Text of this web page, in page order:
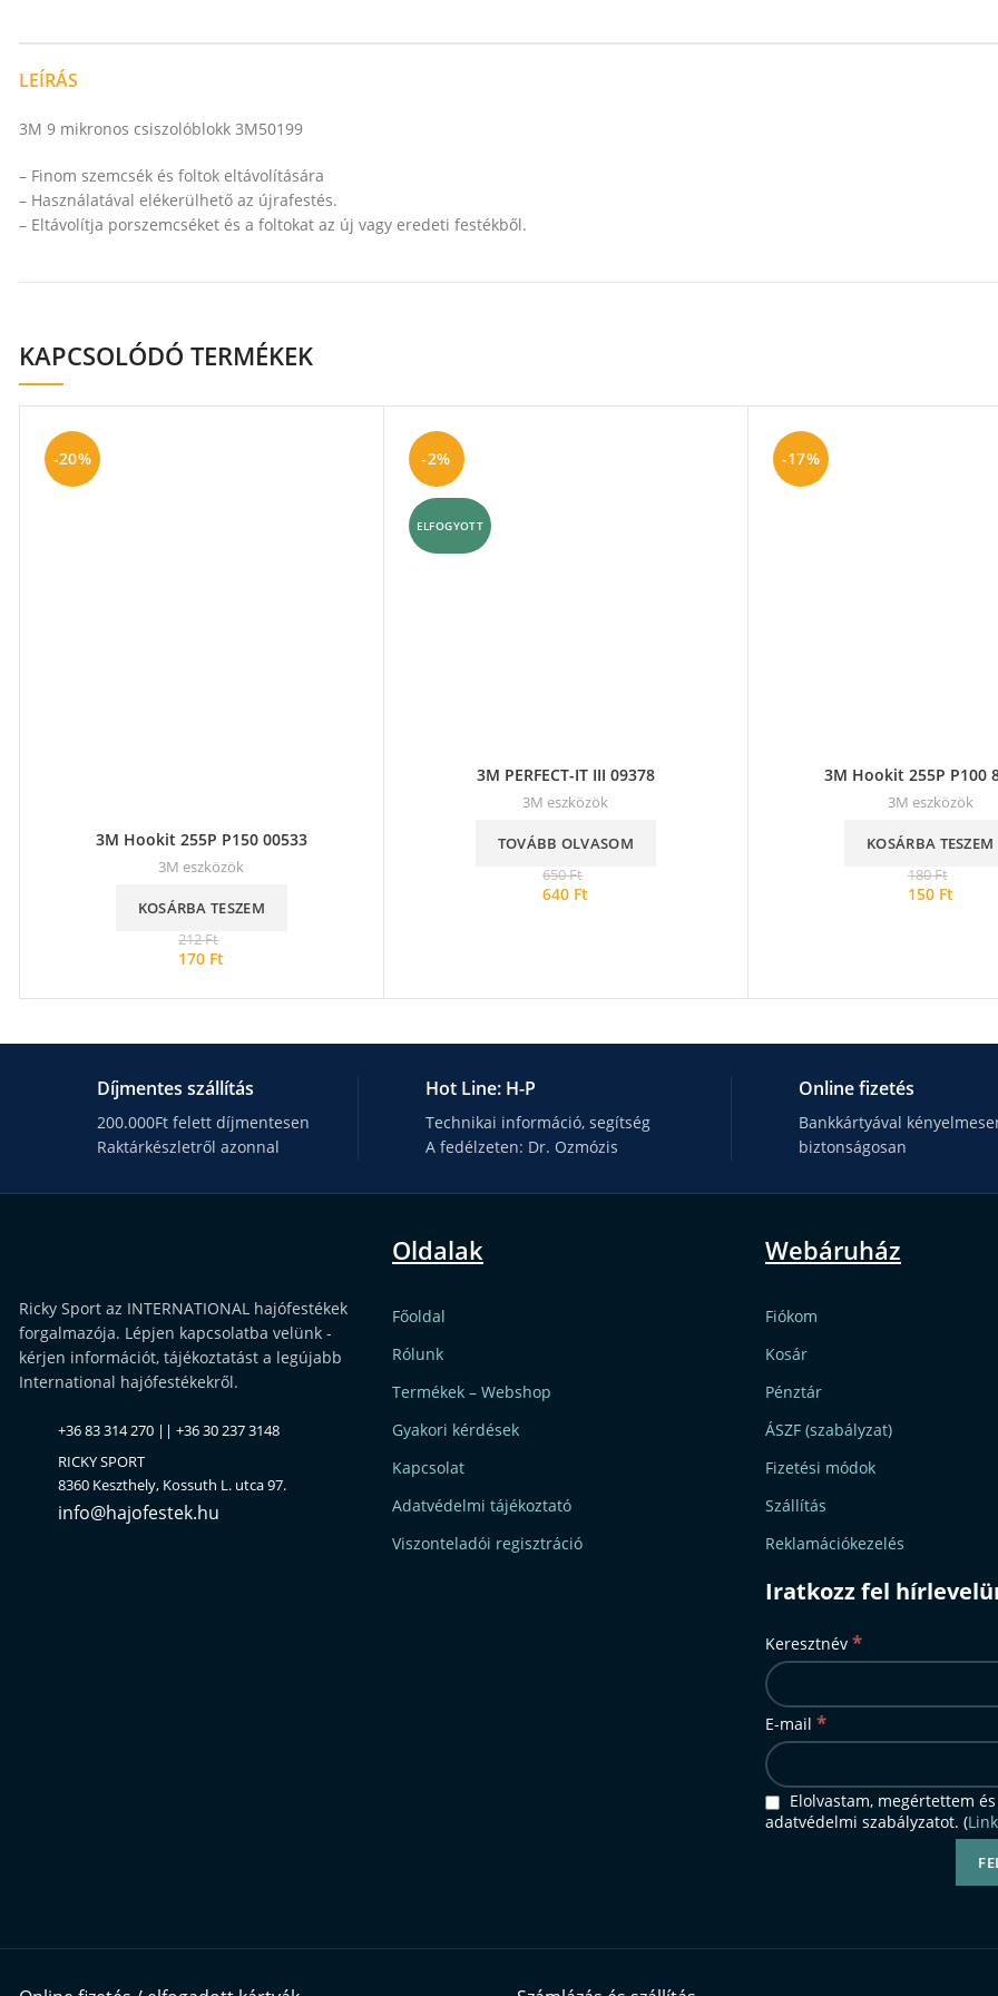
LEÍRÁS
3M 9 mikronos csiszolóblokk 3M50199
– Finom szemcsék és foltok eltávolítására
– Használatával elékerülhető az újrafestés.
– Eltávolítja porszemcséket és a foltokat az új vagy eredeti festékből.
KAPCSOLÓDÓ TERMÉKEK
-20%
3M Hookit 255P P150 00533
3M eszközök
212Ft
170 Ft
KOSÁRBA TESZEM
-2%
ELFOGYOTT
3M PERFECT-IT III 09378
3M eszközök
650Ft
640 Ft
TOVÁBB OLVASOM
-17%
3M Hookit 255P P100
3M eszközök
180Ft
150 Ft
KOSÁRBA TESZEM
Díjmentes szállítás
200.000Ft felett díjmentesen
Raktárkészletről azonnal
Hot Line: H-P
Technikai információ, segítség
A fedélzeten: Dr. Ozmózis
Online fizetés
Bankkártyával
biztonságosan
Ricky Sport az INTERNATIONAL hajófestékek
forgalmazója. Lépjen kapcsolatba velünk -
kérjen információt, tájékoztatást a legújabb
International hajófestékekről.
+36 83 314 270 || +36 30 237 3148
RICKY SPORT
8360 Keszthely, Kossuth L. utca 97.
info@hajofestek.hu
Oldalak
Főoldal
Rólunk
Termékek – Webshop
Gyakori kérdések
Kapcsolat
Adatvédelmi tájékoztató
Viszonteladói regisztráció
Webáruház
Fiókom
Kosár
Pénztár
ÁSZF (szabályzat)
Fizetési módok
Szállítás
Reklamációkezelés
Iratkozz fel
Keresztnév *
E-mail *
Elolvastam, megértettem
adatvédelmi szabályzatot. (Link